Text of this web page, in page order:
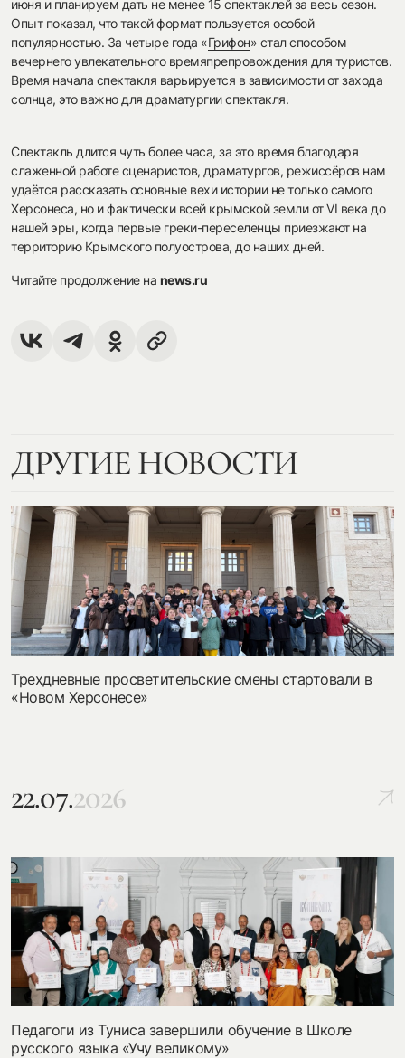
июня и планируем дать не менее 15 спектаклей за весь сезон.
Опыт показал, что такой формат пользуется особой
популярностью. За четыре года «Грифон» стал способом
вечернего увлекательного времяпрепровождения для туристов.
Время начала спектакля варьируется в зависимости от захода
солнца, это важно для драматургии спектакля.
Спектакль длится чуть более часа, за это время благодаря
слаженной работе сценаристов, драматургов, режиссёров нам
удаётся рассказать основные вехи истории не только самого
Херсонеса, но и фактически всей крымской земли от VI века до
нашей эры, когда первые греки-переселенцы приезжают на
территорию Крымского полуострова, до наших дней.
Читайте продолжение на news.ru
ДРУГИЕ НОВОСТИ
Трехдневные просветительские смены стартовали в
«Новом Херсонесе»
22.07.2026
Педагоги из Туниса завершили обучение в Школе
русского языка «Учу великому»